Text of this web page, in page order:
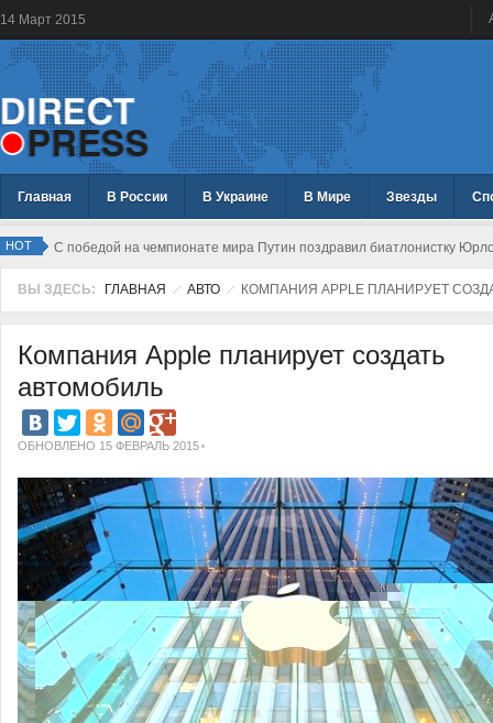
14 Март 2015
Главная В России В Украине В Мире Звезды
HOT С победой на чемпионате мира Путин поздравил биатлонистку
ВЫ ЗДЕСЬ: ГЛАВНАЯ АВТО КОМПАНИЯ APPLE ПЛАНИРУЕТ
Компания Apple планирует создать
автомобиль
ОБНОВЛЕНО 15 ФЕВРАЛЬ 2015